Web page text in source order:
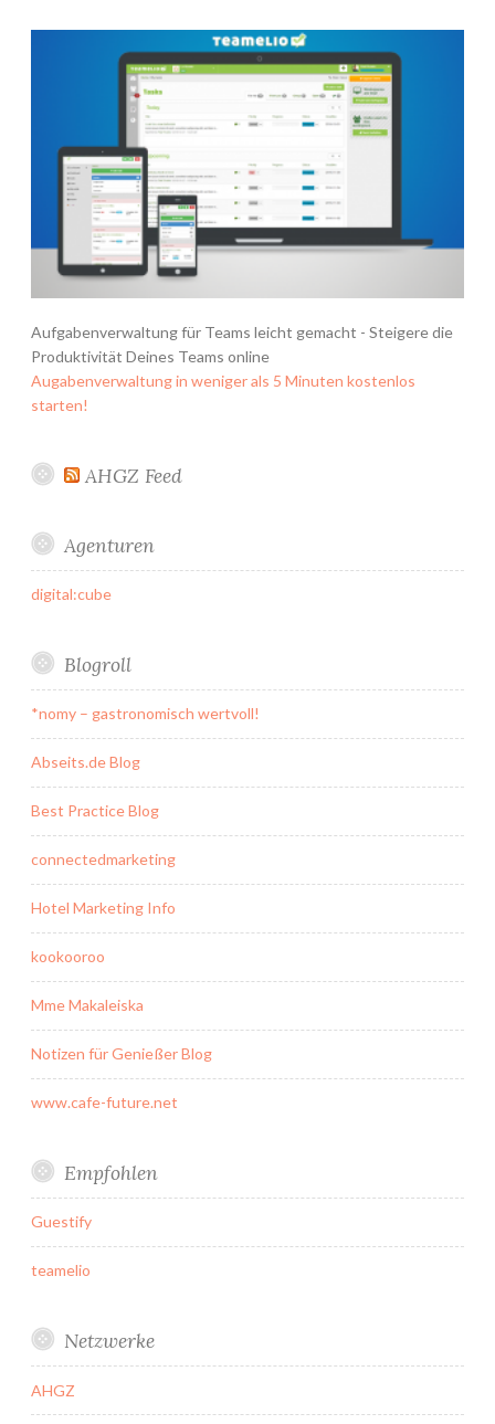
Aufgabenverwaltung für Teams leicht gemacht - Steigere die
Produktivität Deines Teams online
Augabenverwaltung in weniger als 5 Minuten kostenlos
starten!
AHGZ Feed
Agenturen
digital:cube
Blogroll
*nomy – gastronomisch wertvoll!
Abseits.de Blog
Best Practice Blog
connectedmarketing
Hotel Marketing Info
kookooroo
Mme Makaleiska
Notizen für Genießer Blog
www.cafe-future.net
Empfohlen
Guestify
teamelio
Netzwerke
AHGZ